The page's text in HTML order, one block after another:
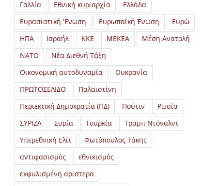
Γαλλία
Εθνική κυριαρχία
Ελλάδα
Ευρασιατική 'Ενωση
Ευρωπαϊκή Ένωση
Ευρώ
ΗΠΑ
Ισραήλ ΚΚΕ ΜΕΚΕΑ
Μέση Ανατολή
ΝΑΤΟ
Νέα Διεθνή Τάξη
Οικονομική αυτοδυναμία
Ουκρανία
ΠΡΩΤΟΣΕΛΙΔΟ
Παλαιστίνη
Περιεκτική Δημοκρατία (ΠΔ)
Πούτιν
Ρωσία
ΣΥΡΙΖΑ
Συρία Τουρκία
Τραμπ Ντόναλντ
Υπερεθνική Ελίτ
Φωτόπουλος Τάκης
αντιφασισμός
εθνικισμός
εκφυλισμένη αριστερα